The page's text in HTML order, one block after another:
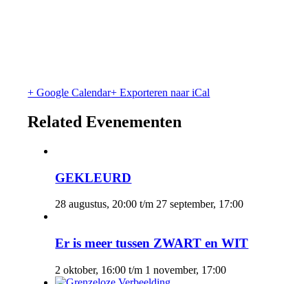
+ Google Calendar+ Exporteren naar iCal
Related Evenementen
GEKLEURD
28 augustus, 20:00 t/m27 september, 17:00
Er is meer tussen ZWART en WIT
2 oktober, 16:00 t/m 1 november, 17:00